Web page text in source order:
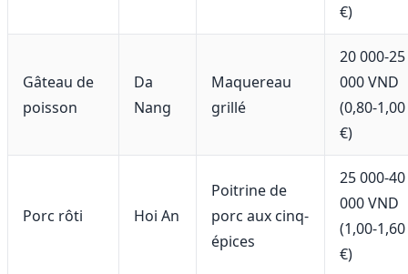
€)
Gâteau de
poisson
Da
Nang
Maquereau
grillé
20 000-25
000 VND
(0,80-1,00
€)
Porc rôti Hoi An
Poitrine de
porc aux cinq-
épices
25 000-40
000 VND
(1,00-1,60
€)